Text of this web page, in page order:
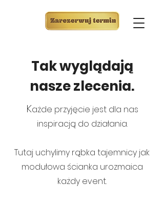
Tak wyglądają
nasze zlecenia.
Każde przyjęcie jest dla nas
inspiracją do działania.
Tutaj uchylimy rąbka tajemnicy jak
modułowa ścianka urozmaica
każdy event.